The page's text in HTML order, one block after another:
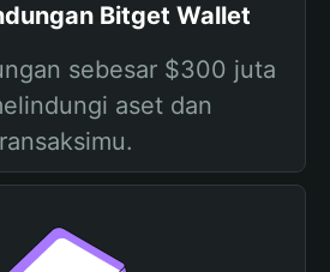
Bitget Wallet
sebesar $300 juta
aset dan